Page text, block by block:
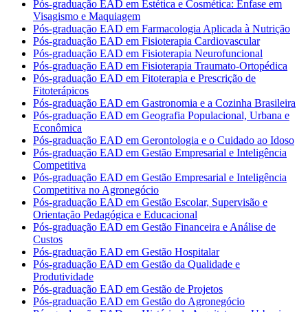
Pós-graduação EAD em Estética e Cosmética: Ênfase em
Visagismo e Maquiagem
Pós-graduação EAD em Farmacologia Aplicada à Nutrição
Pós-graduação EAD em Fisioterapia Cardiovascular
Pós-graduação EAD em Fisioterapia Neurofuncional
Pós-graduação EAD em Fisioterapia Traumato-Ortopédica
Pós-graduação EAD em Fitoterapia e Prescrição de
Fitoterápicos
Pós-graduação EAD em Gastronomia e a Cozinha Brasileira
Pós-graduação EAD em Geografia Populacional, Urbana e
Econômica
Pós-graduação EAD em Gerontologia e o Cuidado ao Idoso
Pós-graduação EAD em Gestão Empresarial e Inteligência
Competitiva
Pós-graduação EAD em Gestão Empresarial e Inteligência
Competitiva no Agronegócio
Pós-graduação EAD em Gestão Escolar, Supervisão e
Orientação Pedagógica e Educacional
Pós-graduação EAD em Gestão Financeira e Análise de
Custos
Pós-graduação EAD em Gestão Hospitalar
Pós-graduação EAD em Gestão da Qualidade e
Produtividade
Pós-graduação EAD em Gestão de Projetos
Pós-graduação EAD em Gestão do Agronegócio